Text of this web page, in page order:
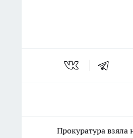
Прокуратура